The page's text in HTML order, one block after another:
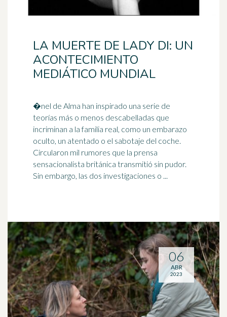
LA MUERTE DE LADY DI: UN
ACONTECIMIENTO
MEDIÁTICO MUNDIAL
�nel de Alma han inspirado una serie de
teorías más o menos descabelladas que
incriminan a la familia real, como un embarazo
oculto, un atentado o el sabotaje del coche.
Circularon mil rumores que la prensa
sensacionalista británica transmitió sin pudor.
Sin embargo, las dos investigaciones o ...
06
ABR
2023